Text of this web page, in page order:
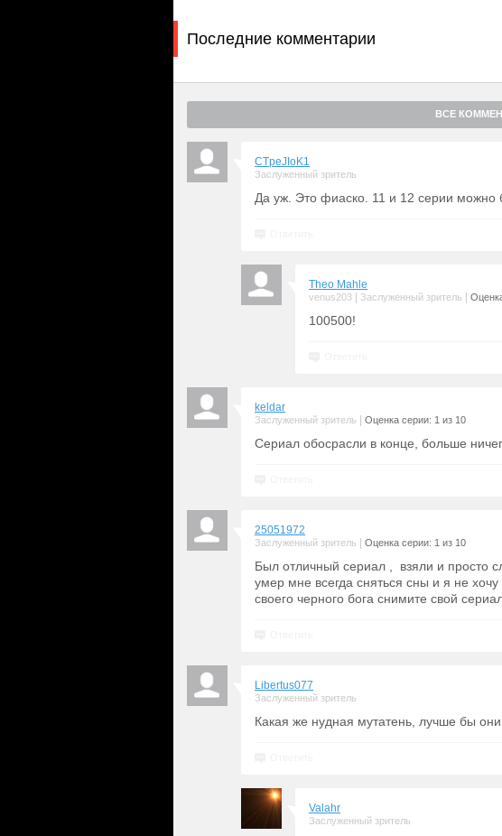
Последние комментарии
ВСЕ
CTpeJIoK1
Заслуженный зритель
Да уж. Это фиаско. 11 и 12 серии можно
Theo Mahle
venus203 Заслуженный зритель
100500!
keldar
Заслуженный зритель Оценка серии: 1 из 10
Сериал обосрасли в конце, больше
25051972
Заслуженный зритель Оценка серии: 1 из 10
Был отличный сериал , взяли и просто
умер мне всегда сняться сны и я не
своего черного бога снимите свой
Libertus077
Заслуженный зритель
Какая же нудная мутатень, лучше бы
Valahr
Заслуженный зритель